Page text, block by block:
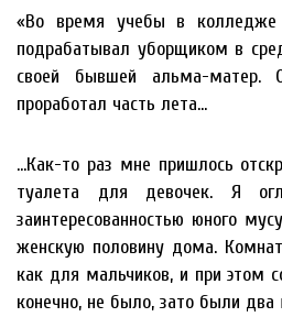
«Во время учебы в
подрабатывал уборщиком в
своей бывшей альма-
проработал часть лета…
…Как-то раз мне пришлось
туалета для девочек. Я
заинтересованностью юного
женскую половину дома.
как для мальчиков, и при этом
конечно, не было, зато были